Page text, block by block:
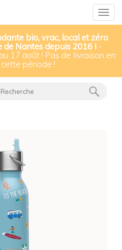
bio, vrac, local et zéro
de Nantes depuis 2016 ! -
17 août ! Pas de livraison en
cette période !
gourdes & thermos
Qwetch 350 ml - bleue